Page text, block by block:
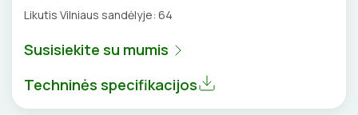
EL. SKAMBUČIAI
GELINĖS JUNGTYS
GULSČIUKAI
Likutis Vilniaus sandėlyje: 64
Susisiekite su mumis
Techninės specifikacijos